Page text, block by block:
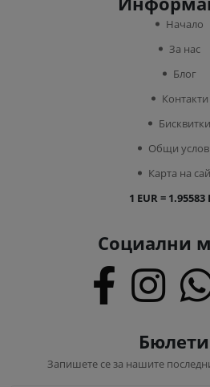
Начало
За нас
Блог
Контакти
Бисквитки
Общи
Карта на
1 EUR = 1.95583
Социални
Запишете се за нашите